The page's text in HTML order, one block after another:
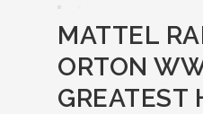
MATTEL
ORTON
GREATEST